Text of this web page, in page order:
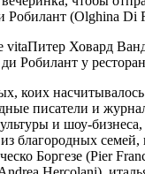
(Olghina Di
Питер Ховард
Робилант у
коих насчитывалось
писатели и
и шоу-
благородных семей,
Боргезе (Pier